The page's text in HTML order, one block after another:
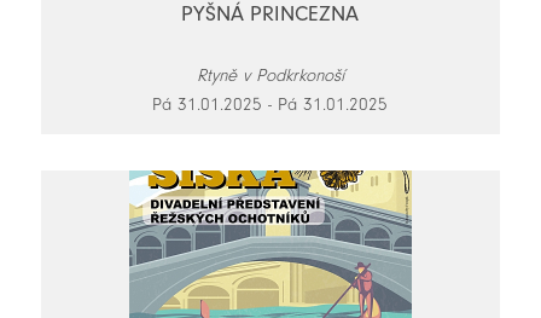
PYŠNÁ PRINCEZNA
Rtyně v Podkrkonoší
Pá 31.01.2025 - Pá 31.01.2025